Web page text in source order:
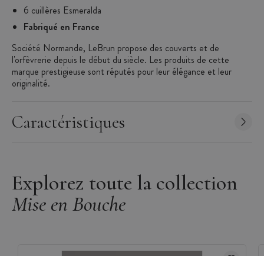
6 cuillères Esmeralda
Fabriqué en France
Société Normande, LeBrun propose des couverts et de
l'orfèvrerie depuis le début du siècle. Les produits de cette
marque prestigieuse sont réputés pour leur élégance et leur
originalité.
Caractéristiques
Explorez toute la collection
Mise en Bouche